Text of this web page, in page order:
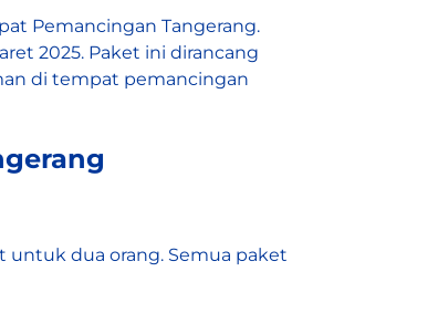
Pemancingan Tangerang.
2025. Paket ini dirancang
di tempat pemancingan
untuk dua orang. Semua paket